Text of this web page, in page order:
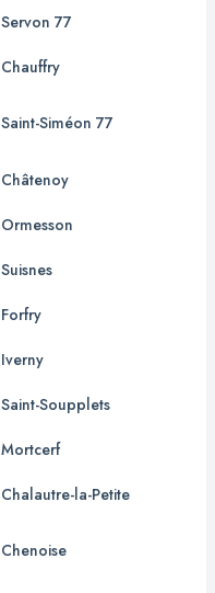
Servon 77
Chauffry
Saint-Siméon 77
Châtenoy
Ormesson
Suisnes
Forfry
Iverny
Saint-Soupplets
Mortcerf
Chalautre-la-Petite
Chenoise